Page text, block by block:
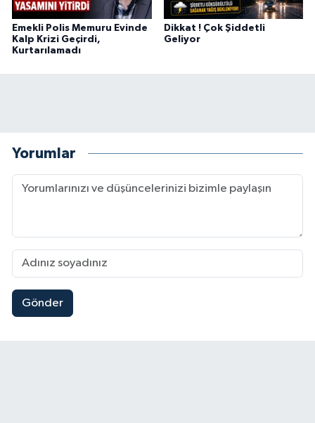
Emekli Polis Memuru Evinde
Kalp Krizi Geçirdi,
Kurtarılamadı
Dikkat ! Çok Şiddetli
Geliyor
Yorumlar
Gönder